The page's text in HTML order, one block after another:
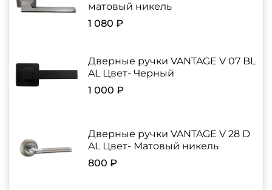
матовый никель
1 080 ₽
Дверные ручки VANTAGE V 07 BL
AL Цвет- Черный
1 000 ₽
Дверные ручки VANTAGE V 28 D
AL Цвет- Матовый никель
800 ₽